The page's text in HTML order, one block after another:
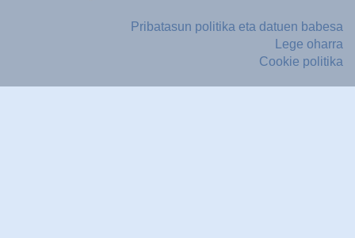
Pribatasun politika eta datuen babesa
Lege oharra
Cookie politika